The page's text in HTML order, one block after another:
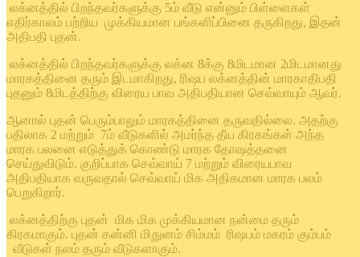
லக்னத்தில் பிறந்தவர்களுக்கு 5ம் வீடு என்னும் பிள்ளைகள்
எதிர்காலம் பற்றிய முக்கியமான பங்களிப்பினை தருகிறது, இதன்
அதிபதி புதன்.
லக்னத்தில் பிறந்தவர்களுக்கு லக்ன 8க்கு 8மிடமான 2மிடமானது
மாரகத்தினை தரும் இடமாகிறது, ரிஷப லக்னத்தின் மாரகாதிபதி
புதனும் 8மிடத்திற்கு விரைய பாவ அதிபதியான செவ்வாயும் ஆவர்.
ஆனால் புதன் பெரும்பாலும் மாரகத்தினை தருவதில்லை. அதற்கு
பதிலாக 2 மற்றும் 7ம் வீடுகளில் அமர்ந்த தீய கிரகங்கள் அந்த
மாரக பலனை எடுத்துக் கொண்டு மாரக தோஷத்தனை
செய்துவிடும். குறிப்பாக செவ்வாய் 7 மற்றும் விரையபாவ
அதிபதியாக வருவதால் செவ்வாய் மிக அதிகமான மாரக பலம்
பெறுகிறார்.
லக்னத்திற்கு புதன் மிக மிக முக்கியமான நன்மை தரும்
கிரகமாகும். புதன் கன்னி மிதுனம் சிம்மம் ரிஷபம் மகரம் கும்பம்
வீடுகள் நலம் தரும் வீடுகளாகும்.